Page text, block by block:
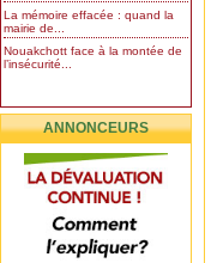
La mémoire effacée : quand la
mairie de...
Nouakchott face à la montée de
l’insécurité...
ANNONCEURS